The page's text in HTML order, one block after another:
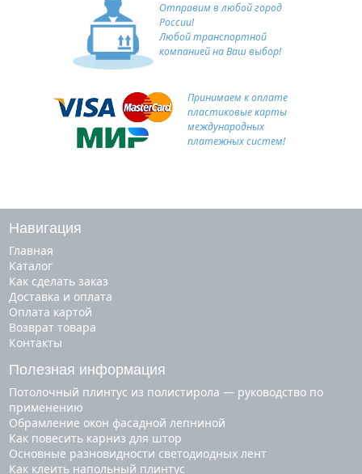
Отправим в любой город
России!
Любой транспортной
компанией на Ваш выбор!
Принимаем к оплате
пластиковые карты
международных
платежных систем!
Навигация
Главная
Каталог
Как сделать заказ
Доставка и оплата
Оплата картой
Возврат товара
Контакты
Полезная информация
Потолочный плинтус из полистирола — руководство по
применению
Обрамление окон фасадной лепниной
Как повесить карниз для штор
Основные разновидности светодиодных лент
Как клеить напольный плинтус